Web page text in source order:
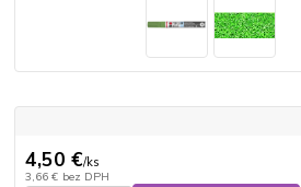
4,50 €/ks
3,66 € bez DPH